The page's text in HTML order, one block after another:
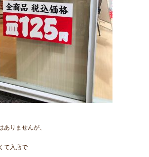
りませんが、
て入店で